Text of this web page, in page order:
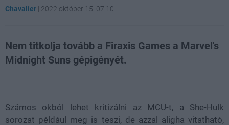
Chavalier | 2022 október 15. 07:10
Nem titkolja tovább a Firaxis Games a Marvel's
Midnight Suns gépigényét.
Számos okból lehet kritizálni az MCU-t, a She-Hulk
sorozat például meg is teszi, de azzal aligha vitatható,